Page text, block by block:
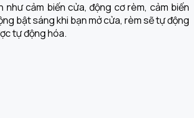
cảm biến cửa, động cơ rèm, cảm biến
bật sáng khi bạn mở cửa, rèm sẽ tự động
tự động hóa.